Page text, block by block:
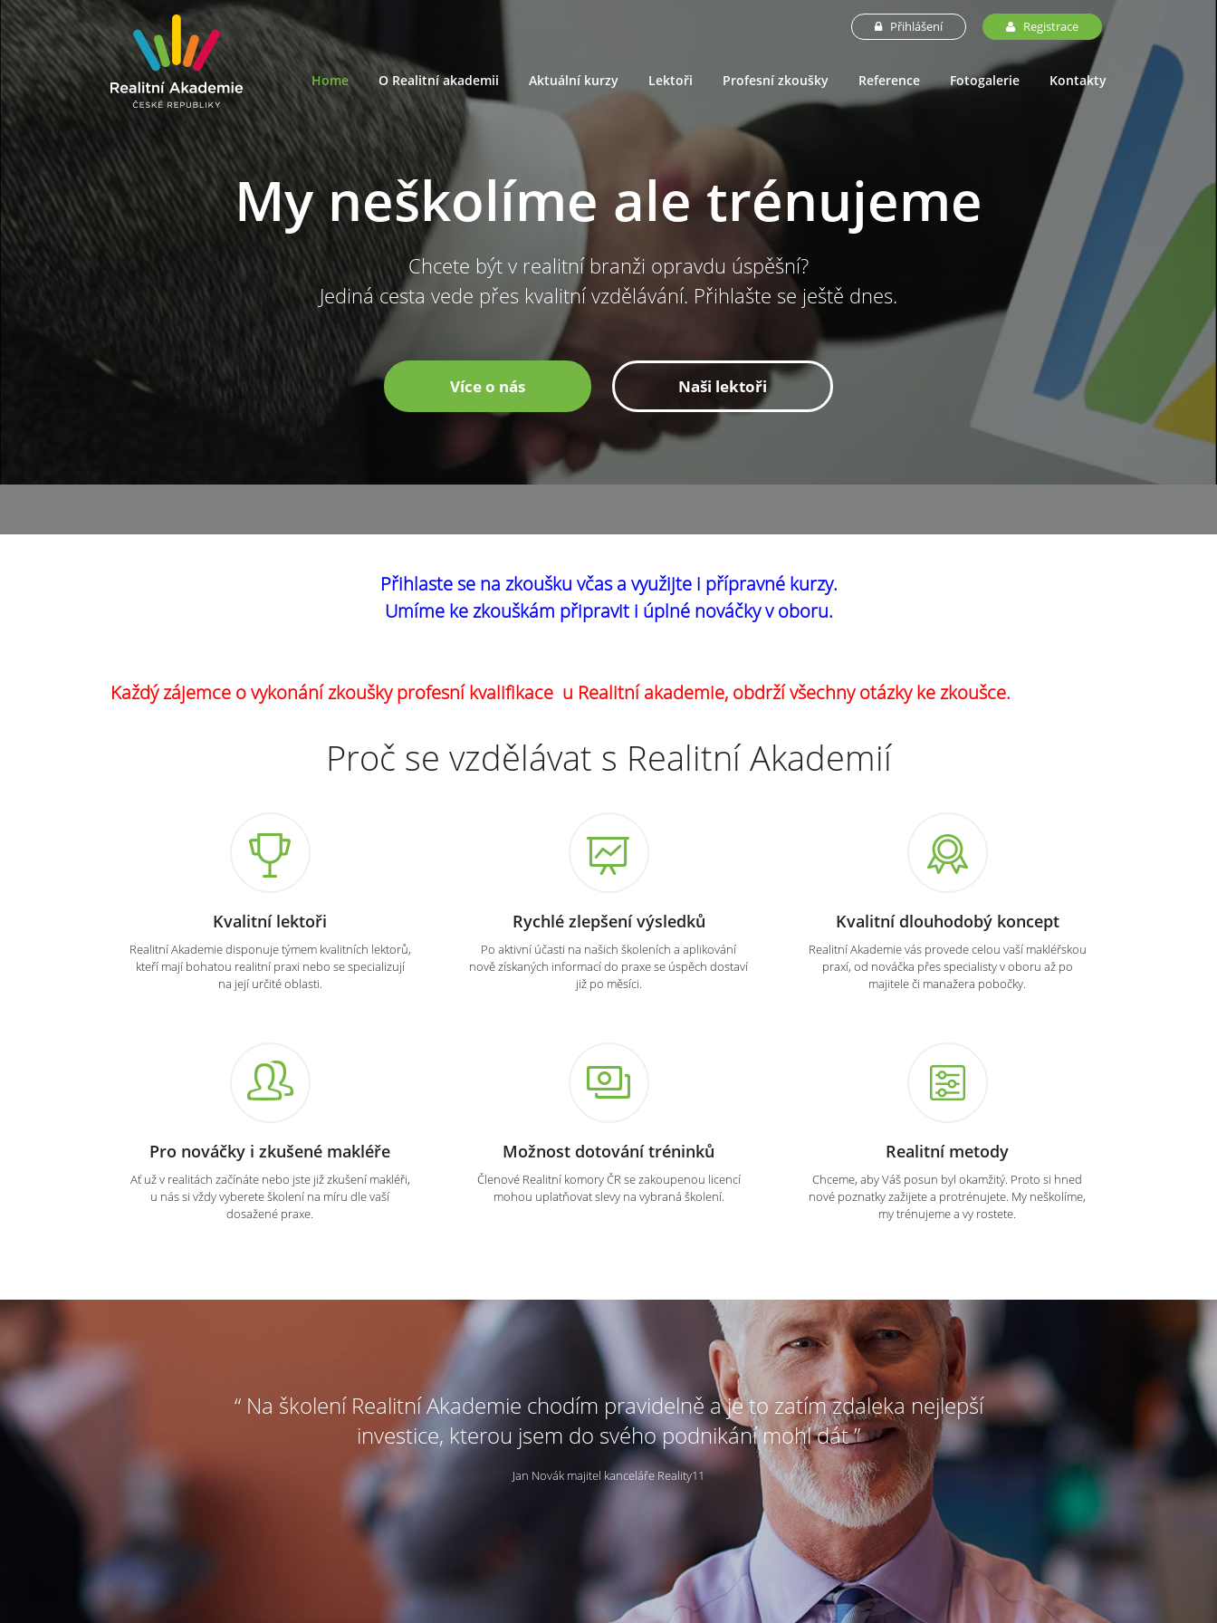
Přihlášení Registrace
Home O Realitní akademii Aktuální kurzy Lektoři Profesní zkoušky Reference Fotogalerie Kontakty
My neškolíme ale trénujeme
Chcete být v realitní branži opravdu úspěšní?
Jediná cesta vede přes kvalitní vzdělávání. Přihlašte se ještě dnes.
Více o nás Naši lektoři
Přihlaste se na zkoušku včas a využijte i přípravné kurzy.
Umíme ke zkouškám připravit i úplné nováčky v oboru.
Každý zájemce o vykonání zkoušky profesní kvalifikace u Realitní akademie, obdrží všechny otázky ke zkoušce.
Proč se vzdělávat s Realitní Akademií
Kvalitní lektoři
Realitní Akademie disponuje týmem kvalitních lektorů,
kteří mají bohatou realitní praxi nebo se specializují
na její určité oblasti.
Rychlé zlepšení výsledků
Po aktivní účasti na našich školeních a aplikování
nově získaných informací do praxe se úspěch dostaví
již po měsíci.
Kvalitní dlouhodobý koncept
Realitní Akademie vás provede celou vaší makléřskou
praxí, od nováčka přes specialisty v oboru až po
majitele či manažera pobočky.
Pro nováčky i zkušené makléře
Ať už v realitách začínáte nebo jste již zkušení makléři,
u nás si vždy vyberete školení na míru dle vaší
dosažené praxe.
Možnost dotování tréninků
Členové Realitní komory ČR se zakoupenou licencí
mohou uplatňovat slevy na vybraná školení.
Realitní metody
Chceme, aby Váš posun byl okamžitý. Proto si hned
nové poznatky zažijete a protrénujete. My neškolíme,
my trénujeme a vy rostete.
“ Na školení Realitní Akademie chodím pravidelně a je to zatím zdaleka nejlepší
investice, kterou jsem do svého podnikání mohl dát ”
Jan Novák majitel kanceláře Reality11